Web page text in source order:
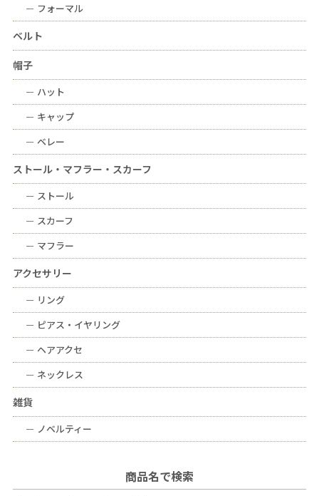
ー フォーマル
ベルト
帽子
ー ハット
ー キャップ
ー ベレー
ストール・マフラー・スカーフ
ー ストール
ー スカーフ
ー マフラー
アクセサリー
ー リング
ー ピアス・イヤリング
ー ヘアアクセ
ー ネックレス
雑貨
ー ノベルティー
商品名で検索